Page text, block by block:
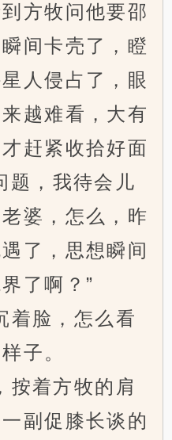
方牧问他要邵
间卡壳了，瞪
人侵占了，眼
越难看，大有
赶紧收拾好面
题，我待会儿
婆，怎么，昨
了，思想瞬间
了啊？”
脸，怎么看
子。
着方牧的肩
副促膝长谈的